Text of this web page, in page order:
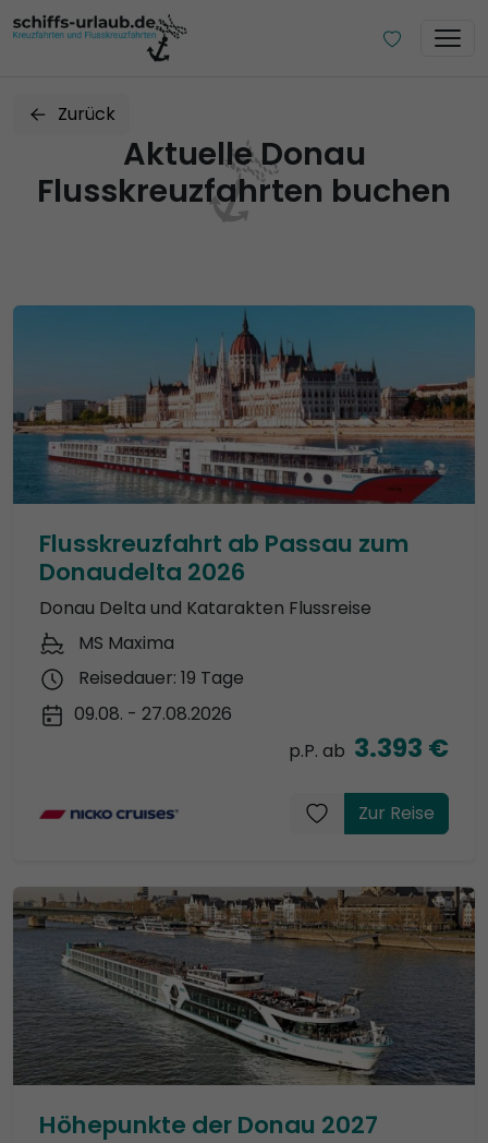
Zurück
Aktuelle Donau
Flusskreuzfahrten buchen
Flusskreuzfahrt ab Passau zum
Donaudelta 2026
Donau Delta und Katarakten Flussreise
MS Maxima
Reisedauer: 19 Tage
09.08. - 27.08.2026
p.P. ab 3.393 €
Zur Reise
Höhepunkte der Donau 2027